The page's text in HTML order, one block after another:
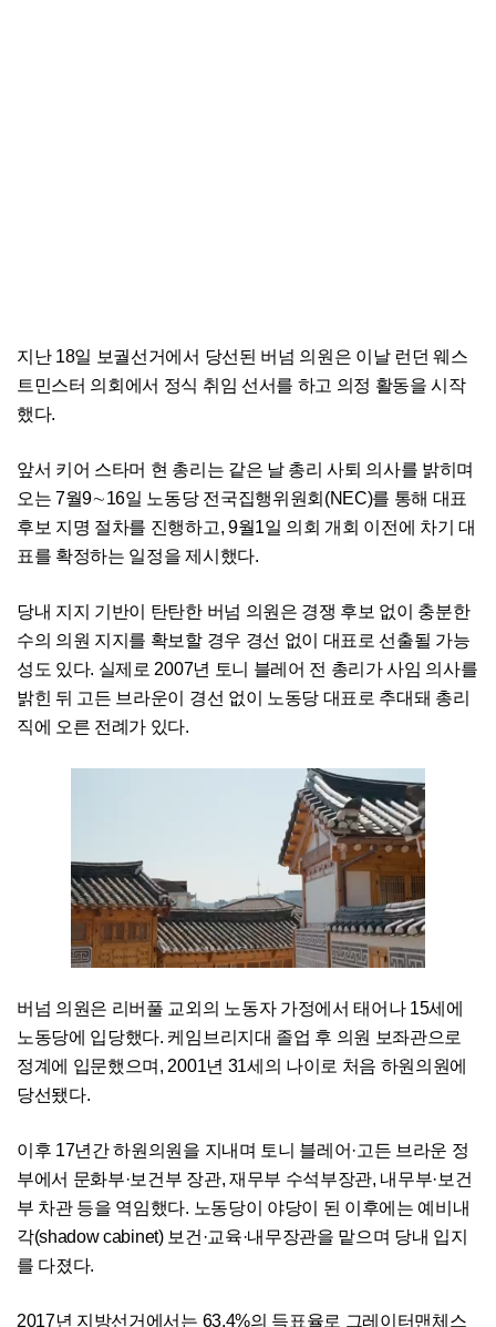
지난 18일 보궐선거에서 당선된 버넘 의원은 이날 런던 웨스
트민스터 의회에서 정식 취임 선서를 하고 의정 활동을 시작
했다.
앞서 키어 스타머 현 총리는 같은 날 총리 사퇴 의사를 밝히며
오는 7월9∼16일 노동당 전국집행위원회(NEC)를 통해 대표
후보 지명 절차를 진행하고, 9월1일 의회 개회 이전에 차기 대
표를 확정하는 일정을 제시했다.
당내 지지 기반이 탄탄한 버넘 의원은 경쟁 후보 없이 충분한
수의 의원 지지를 확보할 경우 경선 없이 대표로 선출될 가능
성도 있다. 실제로 2007년 토니 블레어 전 총리가 사임 의사를
밝힌 뒤 고든 브라운이 경선 없이 노동당 대표로 추대돼 총리
직에 오른 전례가 있다.
버넘 의원은 리버풀 교외의 노동자 가정에서 태어나 15세에
노동당에 입당했다. 케임브리지대 졸업 후 의원 보좌관으로
정계에 입문했으며, 2001년 31세의 나이로 처음 하원의원에
당선됐다.
이후 17년간 하원의원을 지내며 토니 블레어·고든 브라운 정
부에서 문화부·보건부 장관, 재무부 수석부장관, 내무부·보건
부 차관 등을 역임했다. 노동당이 야당이 된 이후에는 예비내
각(shadow cabinet) 보건·교육·내무장관을 맡으며 당내 입지
를 다졌다.
2017년 지방선거에서는 63.4%의 득표율로 그레이터맨체스